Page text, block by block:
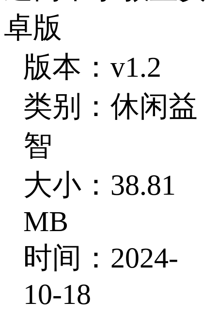
卓版
版本：v1.2
类别：休闲益
智
大小：38.81
MB
时间：2024-
10-18